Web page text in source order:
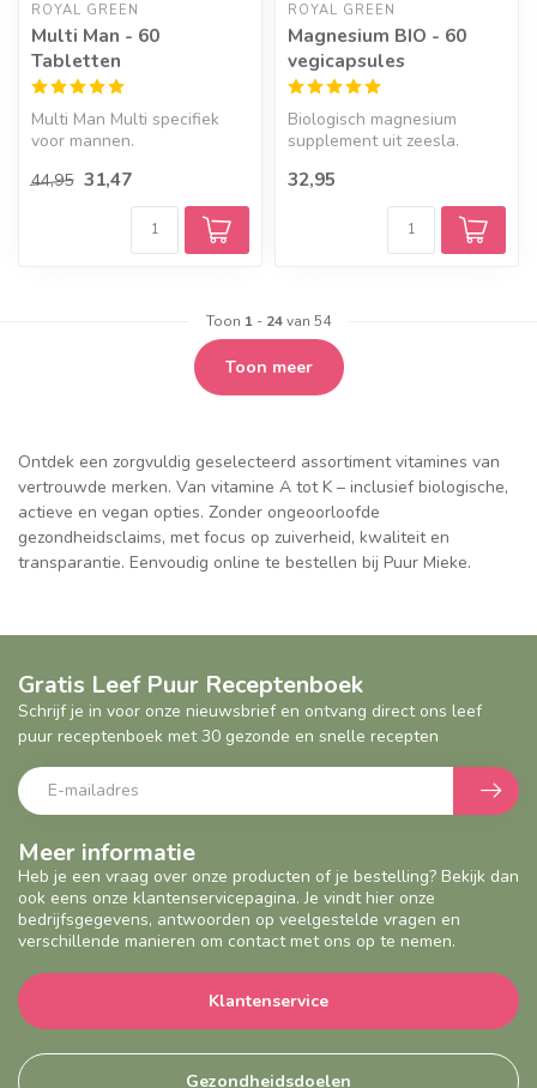
ROYAL GREEN
Multi Man - 60
Tabletten
Multi Man Multi specifiek
voor mannen.
44,95 31,47
ROYAL GREEN
Magnesium BIO - 60
vegicapsules
Biologisch magnesium
supplement uit zeesla.
32,95
Toon 1 - 24van 54
Toon meer
Ontdek een zorgvuldig geselecteerd assortiment vitamines van
vertrouwde merken. Van vitamine A tot K – inclusief biologische,
actieve en vegan opties. Zonder ongeoorloofde
gezondheidsclaims, met focus op zuiverheid, kwaliteit en
transparantie. Eenvoudig online te bestellen bij Puur Mieke.
Meer informatie
Heb je een vraag over onze producten of je bestelling? Bekijk dan
ook eens onze klantenservicepagina. Je vindt hier onze
bedrijfsgegevens, antwoorden op veelgestelde vragen en
verschillende manieren om contact met ons op te nemen.
Klantenservice
Gezondheidsdoelen
Gratis Leef Puur Receptenboek
Schrijf je in voor onze nieuwsbrief en ontvang direct ons leef
puur receptenboek met 30 gezonde en snelle recepten